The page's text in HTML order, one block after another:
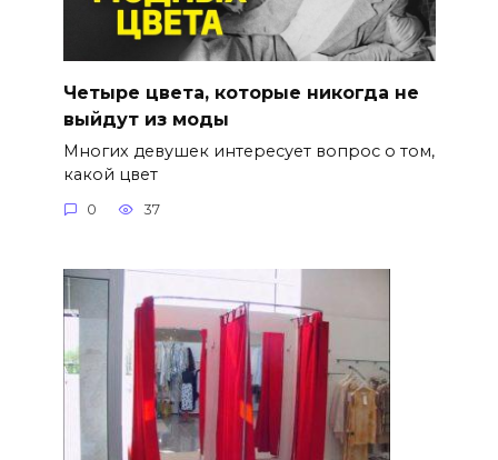
Четыре цвета, которые никогда не
выйдут из моды
Многих девушек интересует вопрос о том,
какой цвет
0 37